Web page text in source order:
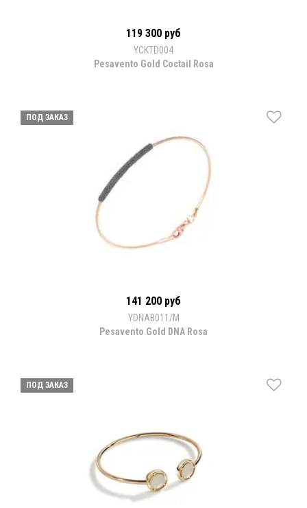
119 300 руб
YCKTD004
Pesavento Gold Coctail Rosa
ПОД ЗАКАЗ
141 200 руб
YDNAB011/M
Pesavento Gold DNA Rosa
ПОД ЗАКАЗ